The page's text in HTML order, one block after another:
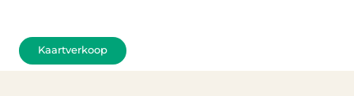
Kaartverkoop